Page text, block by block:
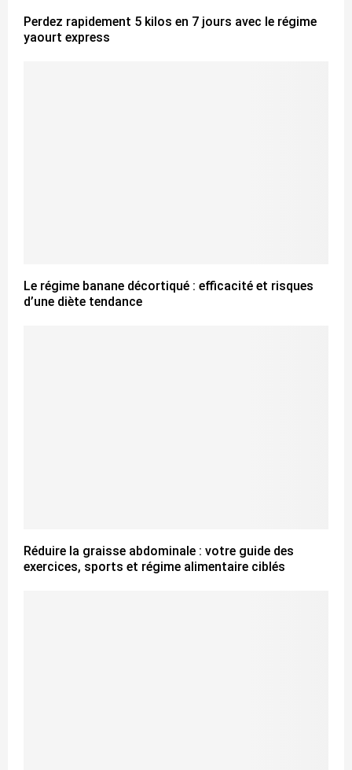
Perdez rapidement 5 kilos en 7 jours avec le régime
yaourt express
Le régime banane décortiqué : efficacité et risques
d’une diète tendance
Réduire la graisse abdominale : votre guide des
exercices, sports et régime alimentaire ciblés